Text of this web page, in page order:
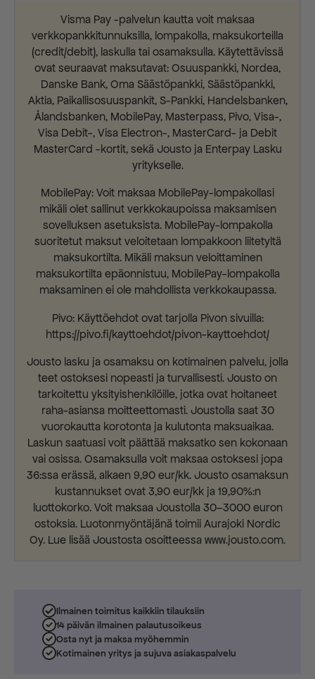
Visma Pay -palvelun kautta voit maksaa
verkkopankkitunnuksilla, lompakolla, maksukorteilla
(credit/debit), laskulla tai osamaksulla. Käytettävissä
ovat seuraavat maksutavat: Osuuspankki, Nordea,
Danske Bank, Oma Säästöpankki, Säästöpankki,
Aktia, Paikallisosuuspankit, S-Pankki, Handelsbanken,
Ålandsbanken, MobilePay, Masterpass, Pivo, Visa-,
Visa Debit-, Visa Electron-, MasterCard- ja Debit
MasterCard -kortit, sekä Jousto ja Enterpay Lasku
yritykselle.
MobilePay: Voit maksaa MobilePay-lompakollasi
mikäli olet sallinut verkkokaupoissa maksamisen
sovelluksen asetuksista. MobilePay-lompakolla
suoritetut maksut veloitetaan lompakkoon liitetyltä
maksukortilta. Mikäli maksun veloittaminen
maksukortilta epäonnistuu, MobilePay-lompakolla
maksaminen ei ole mahdollista verkkokaupassa.
Pivo: Käyttöehdot ovat tarjolla Pivon sivuilla:
https://pivo.fi/kayttoehdot/pivon-kayttoehdot/
Jousto lasku ja osamaksu on kotimainen palvelu, jolla
teet ostoksesi nopeasti ja turvallisesti. Jousto on
tarkoitettu yksityishenkilöille, jotka ovat hoitaneet
raha-asiansa moitteettomasti. Joustolla saat 30
vuorokautta korotonta ja kulutonta maksuaikaa.
Laskun saatuasi voit päättää maksatko sen kokonaan
vai osissa. Osamaksulla voit maksaa ostoksesi jopa
36:ssa erässä, alkaen 9,90 eur/kk. Jousto osamaksun
kustannukset ovat 3,90 eur/kk ja 19,90%:n
luottokorko. Voit maksaa Joustolla 30–3000 euron
ostoksia. Luotonmyöntäjänä toimii Aurajoki Nordic
Oy. Lue lisää Joustosta osoitteessa www.jousto.com.
Ilmainen toimitus kaikkiin tilauksiin
14 päivän ilmainen palautusoikeus
Osta nyt ja maksa myöhemmin
Kotimainen yritys ja sujuva asiakaspalvelu